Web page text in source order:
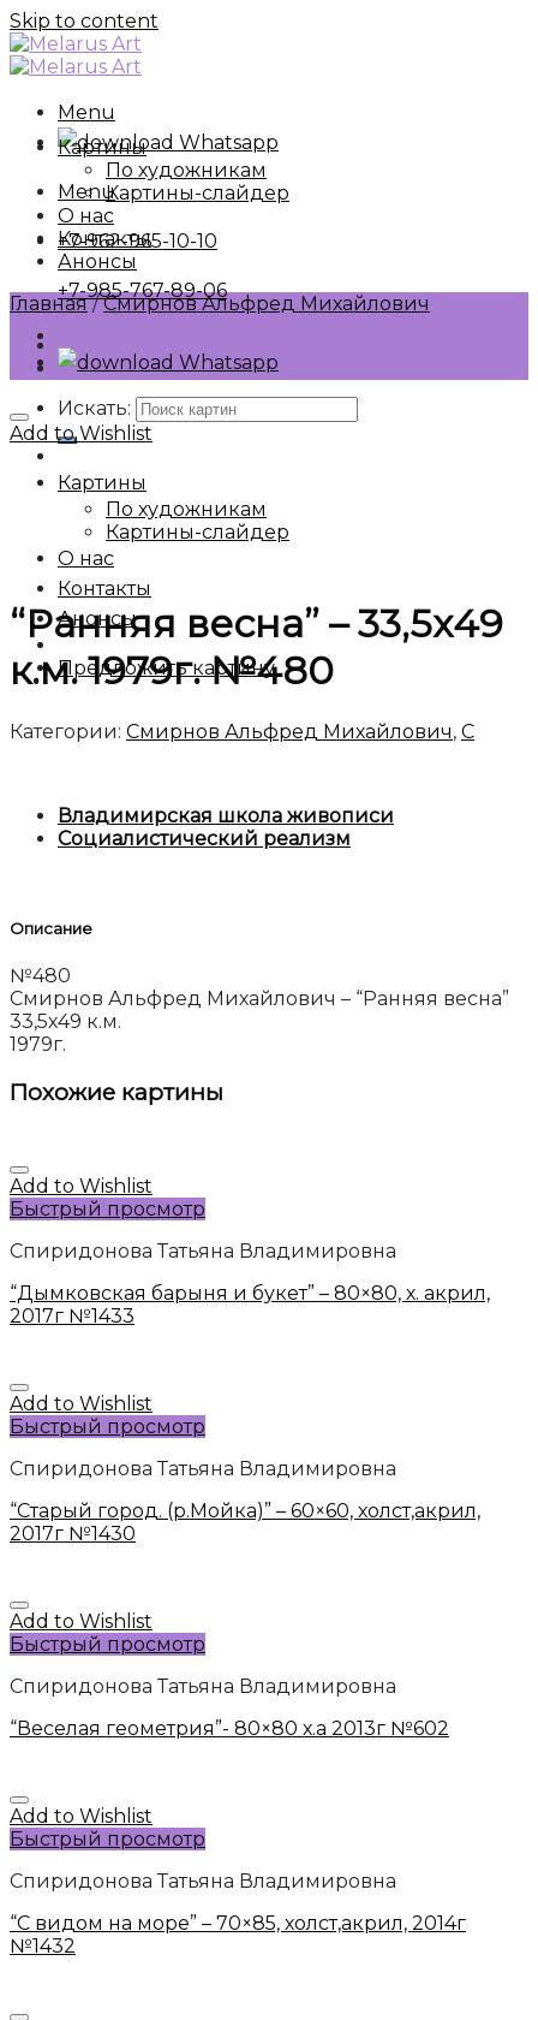
Skip to content
Menu
Whatsapp
Menu
+7-962-965-10-10
+7-985-767-89-06
Whatsapp
Искать:
Картины
По художникам
Картины-слайдер
О нас
Контакты
Анонсы
Предложить картину
Картины
По художникам
Картины-слайдер
О нас
Контакты
Анонсы
Главная / Смирнов Альфред Михайлович
Add to Wishlist
“Ранняя весна” – 33,5х49
к.м. 1979г. №480
Категории: Смирнов Альфред Михайлович, C
Владимирская школа живописи
Социалистический реализм
Описание
№480
Смирнов Альфред Михайлович – “Ранняя весна”
33,5х49 к.м.
1979г.
Похожие картины
Add to Wishlist
Быстрый просмотр
Спиридонова Татьяна Владимировна
“Дымковская барыня и букет” – 80×80, х. акрил,
2017г №1433
Add to Wishlist
Быстрый просмотр
Спиридонова Татьяна Владимировна
“Старый город. (р.Мойка)” – 60×60, холст,акрил,
2017г №1430
Add to Wishlist
Быстрый просмотр
Спиридонова Татьяна Владимировна
“Веселая геометрия”- 80×80 х.а 2013г №602
Add to Wishlist
Быстрый просмотр
Спиридонова Татьяна Владимировна
“С видом на море” – 70×85, холст,акрил, 2014г
№1432